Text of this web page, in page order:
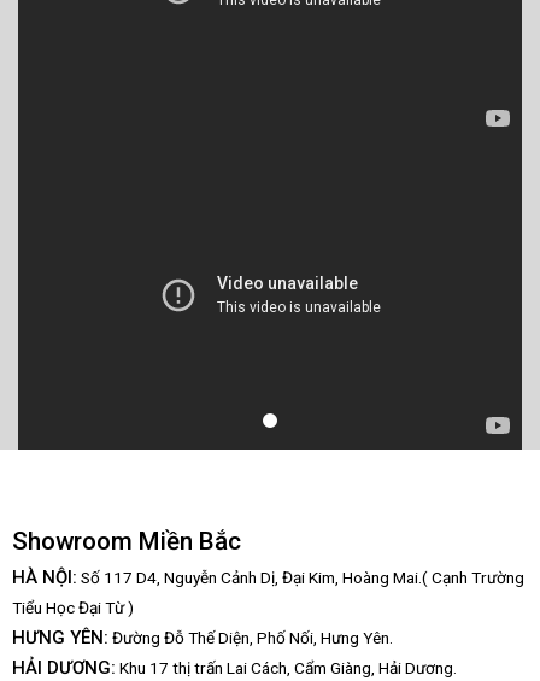
Showroom Miền Bắc
HÀ NỘI: Số 117 D4, Nguyễn Cảnh Dị, Đại Kim, Hoàng Mai.( Cạnh Trường
Tiểu Học Đại Từ )
HƯNG YÊN: Đường Đỗ Thế Diện, Phố Nối, Hưng Yên.
HẢI DƯƠNG: Khu 17 thị trấn Lai Cách, Cẩm Giàng, Hải Dương.